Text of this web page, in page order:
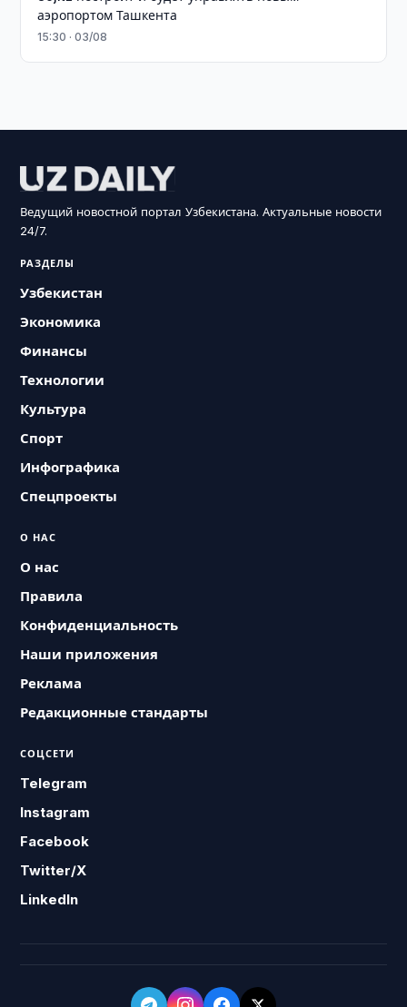
аэропортом Ташкента
15:30 · 03/08
Ведущий новостной портал Узбекистана. Актуальные новости
24/7.
РАЗДЕЛЫ
Узбекистан
Экономика
Финансы
Технологии
Культура
Спорт
Инфографика
Спецпроекты
О НАС
О нас
Правила
Конфиденциальность
Наши приложения
Реклама
Редакционные стандарты
СОЦСЕТИ
Telegram
Instagram
Facebook
Twitter/X
LinkedIn